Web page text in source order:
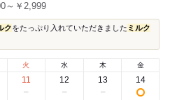
～￥2,999
クをたっぷり入れていただきました ミルク
火
11
水
12
木
13
金
14